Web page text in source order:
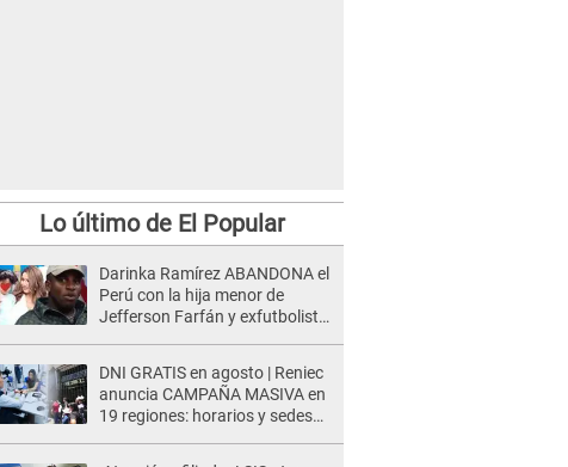
Lo último de El Popular
Darinka Ramírez ABANDONA el
Perú con la hija menor de
Jefferson Farfán y exfutbolista
DNI GRATIS en agosto | Reniec
anuncia CAMPAÑA MASIVA en
19 regiones: horarios y sedes